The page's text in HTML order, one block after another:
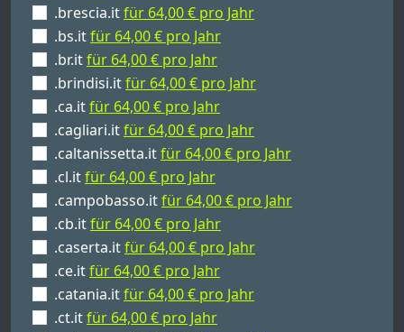
.brescia.itfür 64,00 € pro Jahr
.bs.itfür 64,00 € pro Jahr
.br.itfür 64,00 € pro Jahr
.brindisi.itfür 64,00 € pro Jahr
.ca.itfür 64,00 € pro Jahr
.cagliari.itfür 64,00 € pro Jahr
.caltanissetta.itfür 64,00 € pro Jahr
.cl.itfür 64,00 € pro Jahr
.campobasso.itfür 64,00 € pro Jahr
.cb.itfür 64,00 € pro Jahr
.caserta.itfür 64,00 € pro Jahr
.ce.itfür 64,00 € pro Jahr
.catania.itfür 64,00 € pro Jahr
.ct.itfür 64,00 € pro Jahr